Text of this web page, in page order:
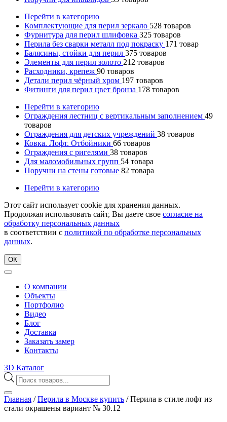
Перейти в категорию
Комплектующие для перил зеркало 528 товаров
Фурнитура для перил шлифовка 325 товаров
Перила без сварки металл под покраску 171 товар
Балясины, стойки для перил 375 товаров
Элементы для перил золото 212 товаров
Расходники, крепеж 90 товаров
Детали перил чёрный хром 197 товаров
Фитинги для перил цвет бронза 178 товаров
Перейти в категорию
Ограждения лестниц с вертикальным заполнением 49
товаров
Ограждения для детских учреждений 38 товаров
Ковка. Лофт. Отбойники 66 товаров
Ограждения с ригелями 38 товаров
Для маломобильных групп 54 товара
Поручни на стены готовые 82 товара
Перейти в категорию
Этот сайт использует cookie для хранения данных.
Продолжая использовать сайт, Вы даете свое согласие на
обработку персональных данных
в соответствии с политикой по обработке персональных
данных.
ОК
О компании
Объекты
Портфолио
Видео
Блог
Доставка
Заказать замер
Контакты
3D Каталог
Поиск
товаров
Главная /Перила в Москве купить /Перила в стиле лофт из
стали окрашены вариант № 30.12